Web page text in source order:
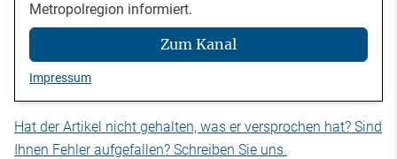
Metropolregion informiert.
Zum Kanal
Impressum
Hat der Artikel nicht gehalten, was er versprochen hat? Sind
Ihnen Fehler aufgefallen? Schreiben Sie uns.